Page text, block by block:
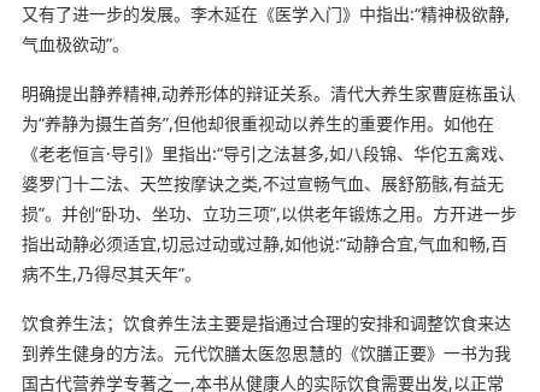
又有了进一步的发展。李木延在《医学入门》中指出:“精神极欲静,
气血极欲动”。
明确提出静养精神,动养形体的辩证关系。清代大养生家曹庭栋虽认
为“养静为摄生首务”,但他却很重视动以养生的重要作用。如他在
《老老恒言·导引》里指出:“导引之法甚多,如八段锦、华佗五禽戏、
婆罗门十二法、天竺按摩诀之类,不过宣畅气血、展舒筋骸,有益无
损”。并创“卧功、坐功、立功三项”,以供老年锻炼之用。方开进一步
指出动静必须适宜,切忌过动或过静,如他说:“动静合宜,气血和畅,百
病不生,乃得尽其天年”。
饮食养生法；饮食养生法主要是指通过合理的安排和调整饮食来达
到养生健身的方法。元代饮膳太医忽思慧的《饮膳正要》一书为我
国古代营养学专著之一,本书从健康人的实际饮食需要出发,以正常